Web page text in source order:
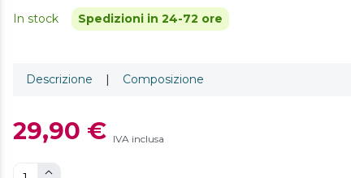
In stock Spedizioni in 24-72 ore
Descrizione | Composizione
29,90 € IVA inclusa